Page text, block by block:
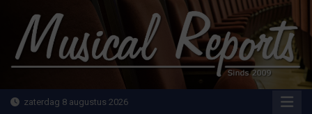
inhoud
MusicalReports.nl
Sinds 2009
zaterdag 8 augustus 2026